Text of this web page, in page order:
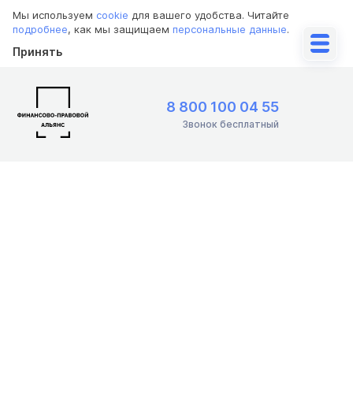
Мы используем cookie для вашего удобства. Читайте
подробнее, как мы защищаем персональные данные.
Принять
8 800 100 04 55
Звонок бесплатный